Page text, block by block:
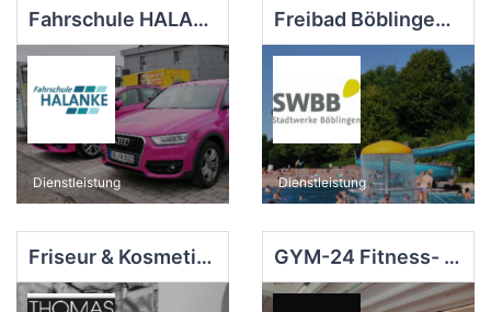
Fahrschule HALANKE GmbH
Dienstleistung
Freibad Böblingen - Eintritt
Dienstleistung
Friseur & Kosmetik Thomas Urbiks GYM-24 Fitness- und Wellnessclub